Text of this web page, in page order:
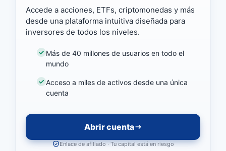
Accede a acciones, ETFs, criptomonedas y más
desde una plataforma intuitiva diseñada para
inversores de todos los niveles.
Más de 40 millones de usuarios en todo el
mundo
Acceso a miles de activos desde una única
cuenta
Abrir cuenta
Enlace de afiliado · Tu capital está en riesgo